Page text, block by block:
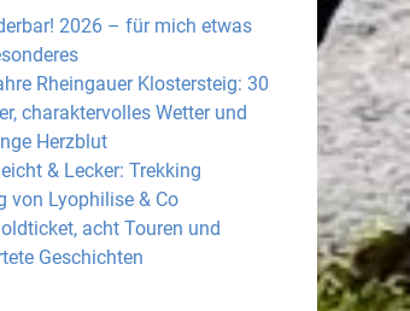
2026 – für mich etwas
Rheingauer Klostersteig: 30
charaktervolles Wetter und
Herzblut
& Lecker: Trekking
von Lyophilise & Co
acht Touren und
Geschichten